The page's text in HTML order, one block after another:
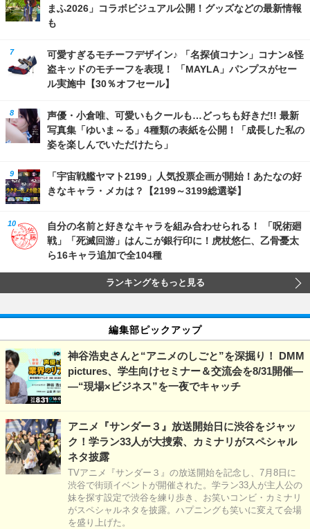
まふ2026」コラボビジュアル公開！グッズなどの最新情報
も
可愛すぎるモチーフデザイン♪ 「名探偵コナン」コナン&怪
盗キッドのモチーフを表現！ 「MAYLA」パンプスがセー
ル実施中【30％オフセール】
声優・小倉唯、可愛いもクールも…どっちも好きだ!! 最新
写真集「ゆいま～る」4種類の表紙を公開！「成長した私の
姿を楽しんでいただけたら」
「宇宙戦艦ヤマト2199」人気投票企画が開始！あたなの好
きなキャラ・メカは？【2199～3199総選挙】
自分の名前と好きなキャラを組み合わせられる！ 「呪術廻
戦」「死滅回游」はんこが銀行印に！虎杖悠仁、乙骨憂太
ら16キャラ追加で全104種
ランキングをもっと見る
編集部ピックアップ
神谷浩史さんと“アニメのしごと”を深掘り！ DMM
pictures、学生向けセミナー＆交流会を8/31開催―
―“現場×ビジネス”を一夜でキャッチ
アニメ『サンダー３』放送開始日に渋谷をジャッ
ク！学ラン33人が大捜索、カミナリがスペシャル
ネタ披露
TVアニメ『サンダー３』の放送開始を記念し、7月8日に
渋谷で街頭イベントが開催された。学ラン33人が主人公の
妹を探す設定で渋谷を練り歩き、お笑いコンビ・カミナリ
がスペシャルネタを披露。ハプニングも笑いに変えて会場
を盛り上げた。